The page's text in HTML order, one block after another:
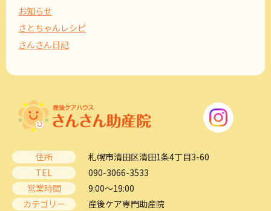
お知らせ
さとちゃんレシピ
さんさん日記
住所
札幌市清田区清田1条4丁目3-60
TEL
090-3066-3533
営業時間
9:00～19:00
カテゴリー
産後ケア専門助産院